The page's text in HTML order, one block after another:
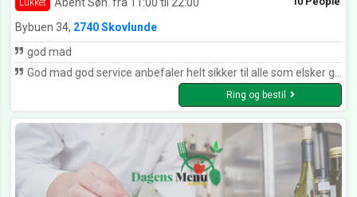
Lukket
Bybuen 34, 2740 Skovlunde
god mad
God mad god service anbefaler helt sikker til alle som elsker god mad😊👌
Ring og bestil